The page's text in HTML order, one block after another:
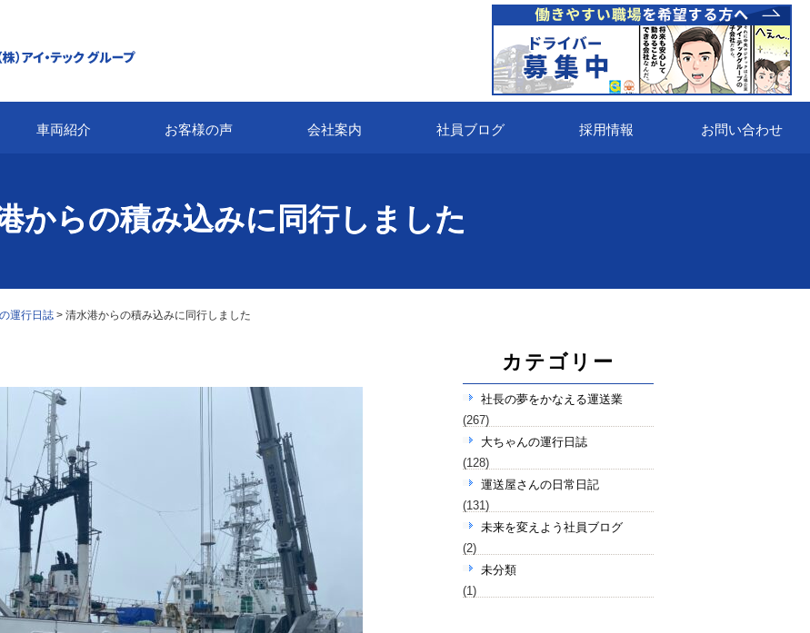
車両紹介 お客様の声 会社案内 社員ブログ 採用情報 お問い合わせ
からの積み込みに同行しました
運行日誌 > 清水港からの積み込みに同行しました
カテゴリー
社長の夢をかなえる運送業
(267)
大ちゃんの運行日誌
(128)
運送屋さんの日常日記
(131)
未来を変えよう社員ブログ
(2)
未分類
(1)